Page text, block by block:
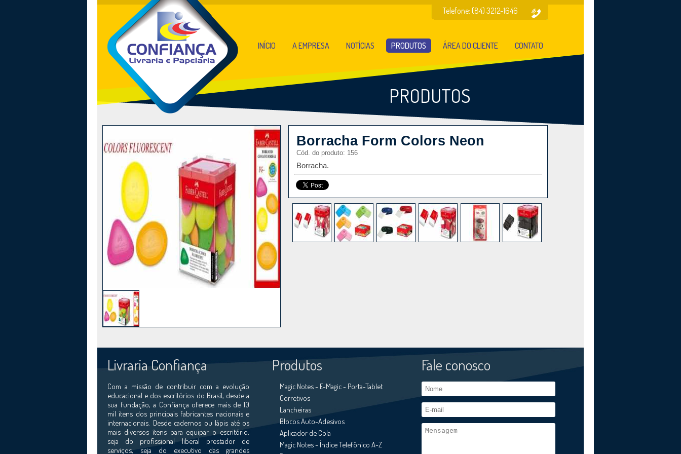
Telefone: (84) 3212-1646
INÍCIO A EMPRESA NOTÍCIAS PRODUTOS ÁREA DO CLIENTE CONTATO
PRODUTOS
Borracha Form Colors Neon
Cód. do produto: 156
Borracha.
Livraria Confiança
Com a missão de contribuir com a evolução
educacional e dos escritórios do Brasil, desde a
sua fundação, a Confiança oferece mais de 10
mil itens dos principais fabricantes nacionais e
internacionais. Desde cadernos ou lápis até os
mais diversos ítens para equipar o escritório,
seja do profissional liberal prestador de
serviços, seja do executivo das grandes
Produtos
Magic Notes - E-Magic - Porta-Tablet
Corretivos
Lancheiras
Blocos Auto-Adesivos
Aplicador de Cola
Magic Notes - Índice Telefônico A-Z
Fale conosco